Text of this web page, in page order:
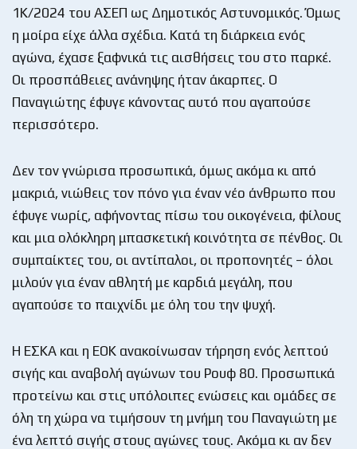
1Κ/2024 του ΑΣΕΠ ως Δημοτικός Αστυνομικός. Όμως
η μοίρα είχε άλλα σχέδια. Κατά τη διάρκεια ενός
αγώνα, έχασε ξαφνικά τις αισθήσεις του στο παρκέ.
Οι προσπάθειες ανάνηψης ήταν άκαρπες. Ο
Παναγιώτης έφυγε κάνοντας αυτό που αγαπούσε
περισσότερο.
Δεν τον γνώρισα προσωπικά, όμως ακόμα κι από
μακριά, νιώθεις τον πόνο για έναν νέο άνθρωπο που
έφυγε νωρίς, αφήνοντας πίσω του οικογένεια, φίλους
και μια ολόκληρη μπασκετική κοινότητα σε πένθος. Οι
συμπαίκτες του, οι αντίπαλοι, οι προπονητές – όλοι
μιλούν για έναν αθλητή με καρδιά μεγάλη, που
αγαπούσε το παιχνίδι με όλη του την ψυχή.
Η ΕΣΚΑ και η ΕΟΚ ανακοίνωσαν τήρηση ενός λεπτού
σιγής και αναβολή αγώνων του Ρουφ 80. Προσωπικά
προτείνω και στις υπόλοιπες ενώσεις και ομάδες σε
όλη τη χώρα να τιμήσουν τη μνήμη του Παναγιώτη με
ένα λεπτό σιγής στους αγώνες τους. Ακόμα κι αν δεν